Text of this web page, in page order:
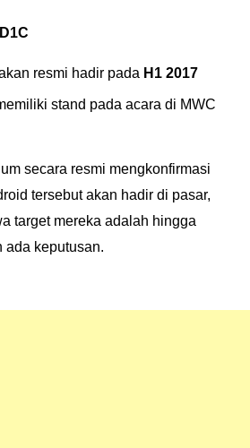
resmi hadir pada H1 2017
stand pada acara di MWC
secara resmi mengkonfirmasi
tersebut akan hadir di pasar,
target mereka adalah hingga
ada keputusan.